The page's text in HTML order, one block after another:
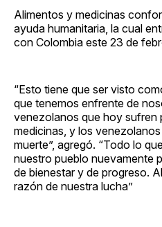
Alimentos y medicinas
ayuda humanitaria, la cual
con Colombia este 23 de
“Esto tiene que ser visto
que tenemos enfrente de
venezolanos que hoy sufren
medicinas, y los
muerte”, agregó. “Todo lo
nuestro pueblo nuevamente
de bienestar y de progreso.
razón de nuestra lucha”